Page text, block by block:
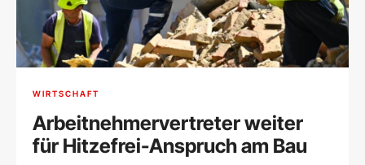
WIRTSCHAFT
Arbeitnehmervertreter weiter
für Hitzefrei-Anspruch am Bau